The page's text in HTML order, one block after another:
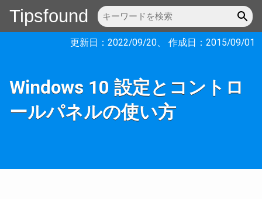
Tipsfound
更新日： 2022/09/20、 作成日： 2015/09/01
Windows 10 設定とコントロ
ールパネルの使い方